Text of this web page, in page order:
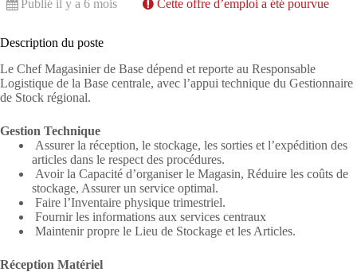
Publié il y a 6 mois
Cette offre d’emploi a été pourvue
Description du poste
Le Chef Magasinier de Base dépend et reporte au Responsable
Logistique de la Base centrale, avec l’appui technique du Gestionnaire
de Stock régional.
Gestion Technique
Assurer la réception, le stockage, les sorties et l’expédition des
articles dans le respect des procédures.
Avoir la Capacité d’organiser le Magasin, Réduire les coûts de
stockage, Assurer un service optimal.
Faire l’Inventaire physique trimestriel.
Fournir les informations aux services centraux
Maintenir propre le Lieu de Stockage et les Articles.
Réception Matériel